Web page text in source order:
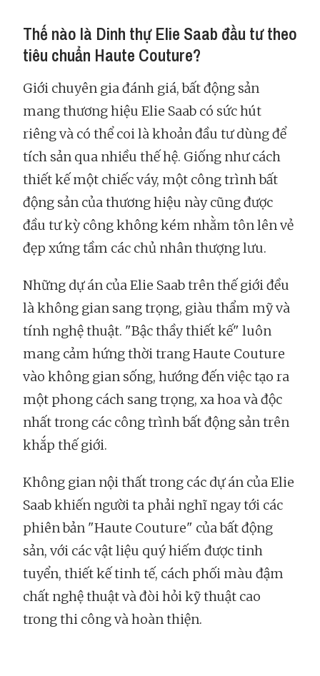
Thế nào là Dinh thự Elie Saab đầu tư theo
tiêu chuẩn Haute Couture?
Giới chuyên gia đánh giá, bất động sản
mang thương hiệu Elie Saab có sức hút
riêng và có thể coi là khoản đầu tư dùng để
tích sản qua nhiều thế hệ. Giống như cách
thiết kế một chiếc váy, một công trình bất
động sản của thương hiệu này cũng được
đầu tư kỳ công không kém nhằm tôn lên vẻ
đẹp xứng tầm các chủ nhân thượng lưu.
Những dự án của Elie Saab trên thế giới đều
là không gian sang trọng, giàu thẩm mỹ và
tính nghệ thuật. "Bậc thầy thiết kế" luôn
mang cảm hứng thời trang Haute Couture
vào không gian sống, hướng đến việc tạo ra
một phong cách sang trọng, xa hoa và độc
nhất trong các công trình bất động sản trên
khắp thế giới.
Không gian nội thất trong các dự án của Elie
Saab khiến người ta phải nghĩ ngay tới các
phiên bản "Haute Couture" của bất động
sản, với các vật liệu quý hiếm được tinh
tuyển, thiết kế tinh tế, cách phối màu đậm
chất nghệ thuật và đòi hỏi kỹ thuật cao
trong thi công và hoàn thiện.